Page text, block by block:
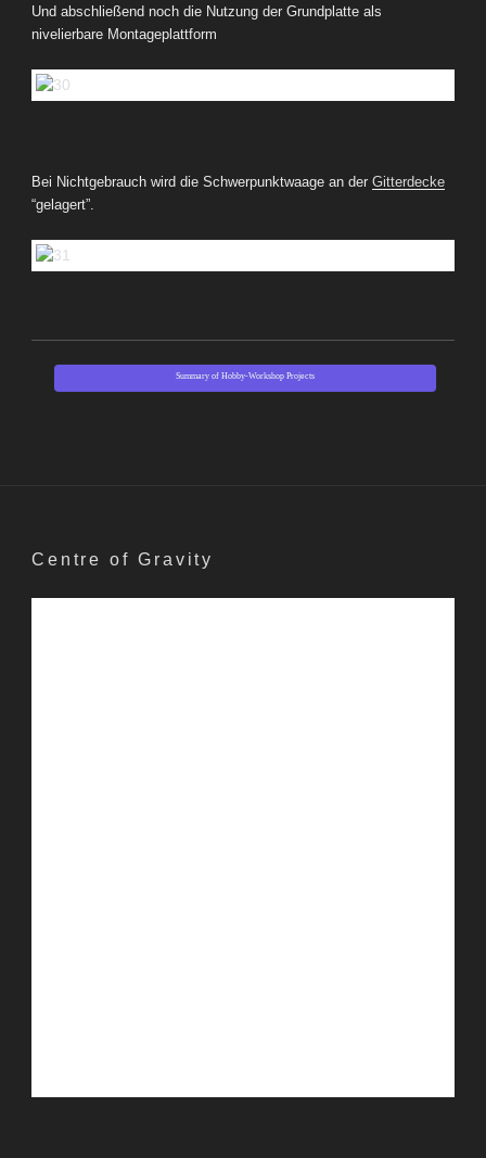
Und abschließend noch die Nutzung der Grundplatte als
nivelierbare Montageplattform
Bei Nichtgebrauch wird die Schwerpunktwaage an der Gitterdecke
“gelagert”.
Summary of Hobby-Workshop Projects
Centre of Gravity